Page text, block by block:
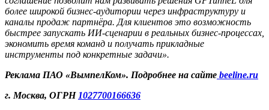
более широкой бизнес-аудитории через инфраструктуру и
каналы продаж партнёра. Для клиентов это возможность
быстрее запускать ИИ-сценарии в реальных бизнес-процессах,
экономить время команд и получать прикладные
инструменты под конкретные задачи».
Реклама ПАО «ВымпелКом». Подробнее на сайте beeline.ru
г. Москва, ОГРН1027700166636